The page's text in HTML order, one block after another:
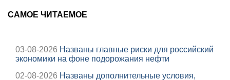
САМОЕ ЧИТАЕМОЕ
03-08-2026 Названы главные риски для российский
экономики на фоне подорожания нефти
02-08-2026 Названы дополнительные условия,